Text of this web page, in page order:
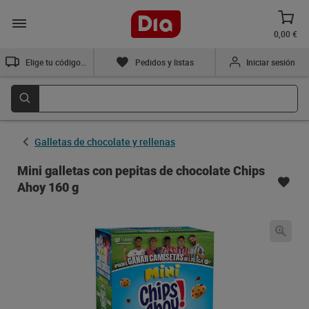
0,00 €
Pedidos y listas Iniciar sesión
Galletas de chocolate y rellenas
Mini galletas con pepitas de chocolate Chips
Ahoy 160 g